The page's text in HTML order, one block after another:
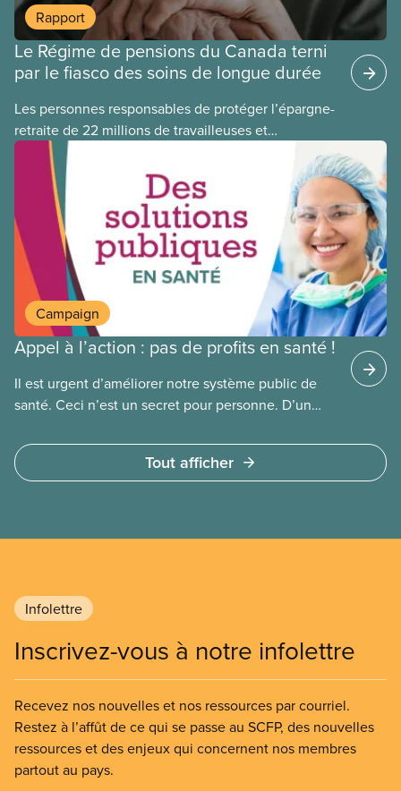
Rapport
Le Régime de pensions du Canada terni
par le fiasco des soins de longue durée
Les personnes responsables de protéger l’épargne-
retraite de 22 millions de travailleuses et
travailleurs canadien(ne)s ont perdu plus de 500
millions de dollars en investissant dans Orpea, la
plus grande société européenne de soins de
longue durée à but lucratif, qui a fait l’objet d’un
scandale, comme le révèle un rapport
publié aujourd’hui.
Campaign
Appel à l’action : pas de profits en santé !
Il est urgent d’améliorer notre système public de
santé. Ceci n’est un secret pour personne. D’un
de salles d’urgence, de longues attente pour des
interventions chirurgicales et une pénurie
Tout afficher
Infolettre
Inscrivez-vous à notre infolettre
Recevez nos nouvelles et nos ressources par courriel.
Restez à l’affût de ce qui se passe au SCFP, des nouvelles
ressources et des enjeux qui concernent nos membres
partout au pays.